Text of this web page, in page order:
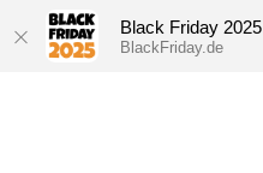
Black Friday 2025
BlackFriday.de